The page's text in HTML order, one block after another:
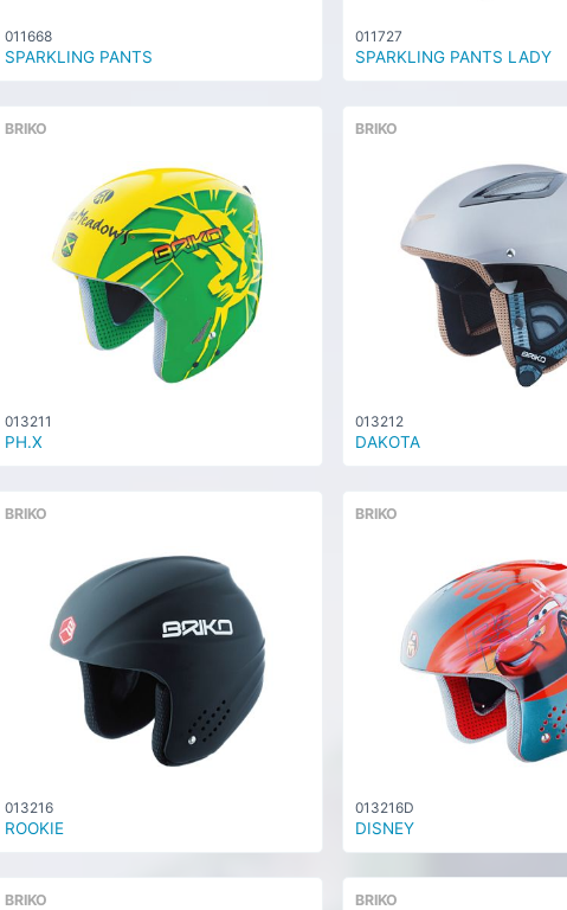
011668
SPARKLING PANTS
011727
SPARKLING PANTS LADY
BRIKO
013211
PH.X
BRIKO
013212
DAKOTA
BRIKO
013216
ROOKIE
BRIKO
013216D
DISNEY
BRIKO BRIKO